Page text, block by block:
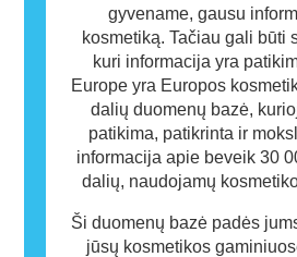
gyvename, gausu
kosmetiką. Tačiau gali būti
kuri informacija yra
Europe yra Europos
dalių duomenų bazė,
patikima, patikrinta ir
informacija apie beveik 30
dalių, naudojamų
Ši duomenų bazė padės
jūsų kosmetikos